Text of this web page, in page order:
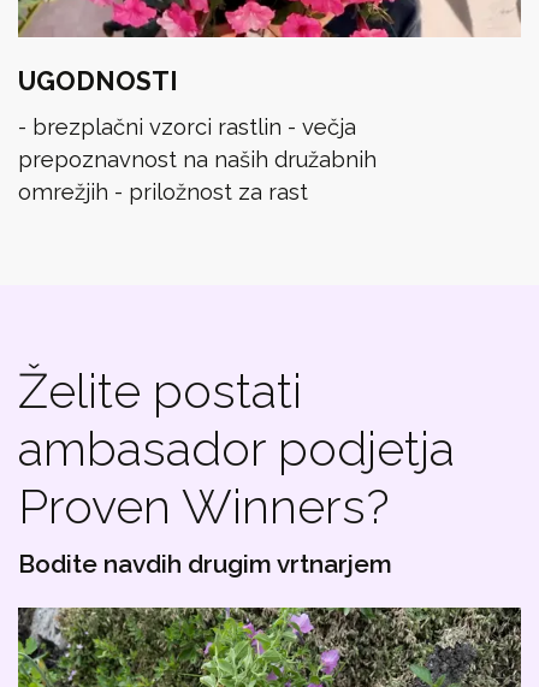
UGODNOSTI
- brezplačni vzorci rastlin - večja
prepoznavnost na naših družabnih
omrežjih - priložnost za rast
Želite postati
ambasador podjetja
Proven Winners?
Bodite navdih drugim vrtnarjem